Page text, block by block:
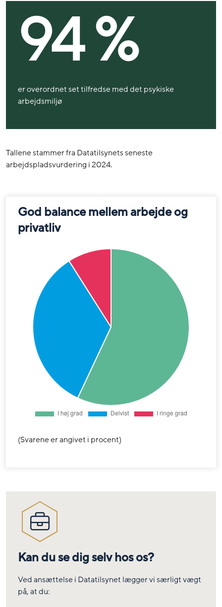
94 %
er overordnet set tilfredse med det psykiske
arbejdsmiljø
Tallene stammer fra Datatilsynets seneste
arbejdspladsvurdering i 2024.
God balance mellem arbejde og
privatliv
(Svarene er angivet i procent)
Kan du se dig selv hos os?
Ved ansættelse i Datatilsynet lægger vi særligt vægt
på, at du: